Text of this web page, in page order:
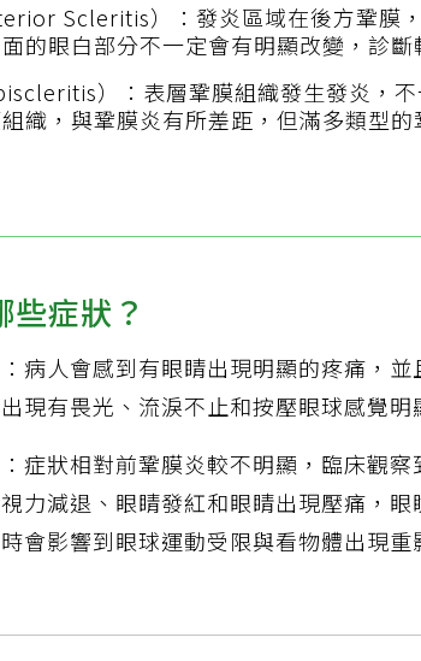
Scleritis）：發炎區域在後方鞏膜
的眼白部分不一定會有明顯改變，診斷
）：表層鞏膜組織發生發炎，
織，與鞏膜炎有所差距，但滿多類型
些症狀？
病人會感到有眼睛出現明顯的疼痛，
現有畏光、流淚不止和按壓眼球感覺明
症狀相對前鞏膜炎較不明顯，臨床觀
力減退、眼睛發紅和眼睛出現壓痛，
會影響到眼球運動受限與看物體出現重